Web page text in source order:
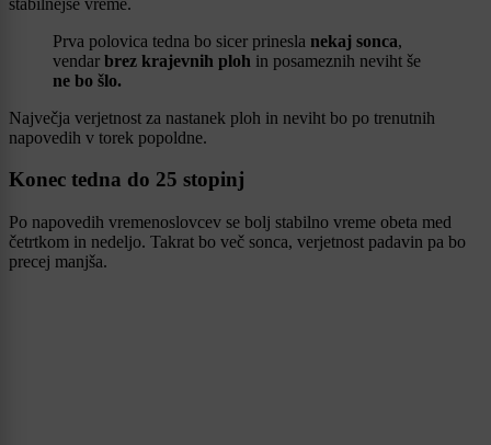
Prva polovica tedna bo sicer prinesla nekaj sonca,
vendar brez krajevnih ploh in posameznih neviht še
ne bo šlo.
Največja verjetnost za nastanek ploh in neviht bo po trenutnih
napovedih v torek popoldne.
Konec tedna do 25 stopinj
Po napovedih vremenoslovcev se bolj stabilno vreme obeta med
četrtkom in nedeljo. Takrat bo več sonca, verjetnost padavin pa bo
precej manjša.